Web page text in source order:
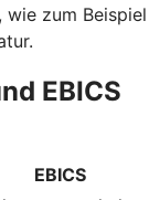
zum Beispiel
EBICS
EBICS